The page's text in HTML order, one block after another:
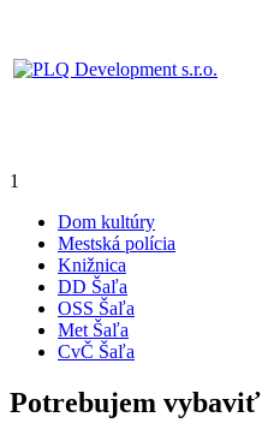
1
Dom kultúry
Mestská polícia
Knižnica
DD Šaľa
OSS Šaľa
Met Šaľa
CvČ Šaľa
Potrebujem vybaviť